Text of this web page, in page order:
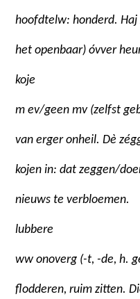
hoofdtelw: honderd. Haj
het openbaar) óvver
koje
m ev/geen mv (zelfst
van erger onheil. Dè
kojen in: dat zeggen/
nieuws te verbloemen.
lubbere
ww onoverg (-t, -de, h.
flodderen, ruim zitten.